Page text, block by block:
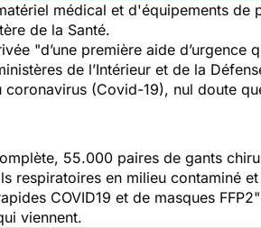
médical et d'équipements de
de la Santé.
"d’une première aide d’urgence
de l’Intérieur et de la
(Covid-19), nul doute
55.000 paires de gants
respiratoires en milieu contaminé
COVID19 et de masques FFP2"
viennent.